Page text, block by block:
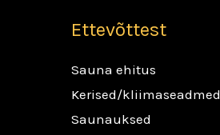
Ettevõttest
Sauna ehitus
Kerised/kliimaseadmed
Saunauksed